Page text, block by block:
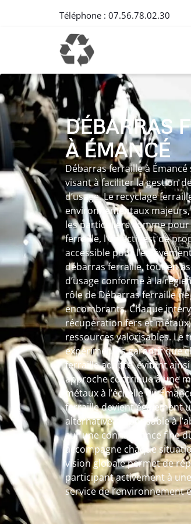
Téléphone : 07.56.78.02.30
DÉBARRAS
À ÉMANCÉ
Débarras ferraille à Émancé
visant à faciliter la gestion
d’usage. Le recyclage
environnementaux majeurs,
les particuliers comme pour
ferraille, l’objectif est de
accessible pour
débarras ferraille, tout en
d’usage conforme à la
rôle de Débarras ferraille
encombrants. Chaque
récupération fers et
ressources valorisables. Le
expérimentés garantit que
ferraille adapté, évitant
approche contribue à une
métaux à l’échelle du
ferraille devient également
alternative responsable à
sur une connaissance fine
accompagne chaque
vision globale permet de
participant activement à
service de l’environnement